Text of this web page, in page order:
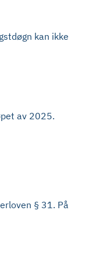
kan ikke
av 2025.
§ 31. På